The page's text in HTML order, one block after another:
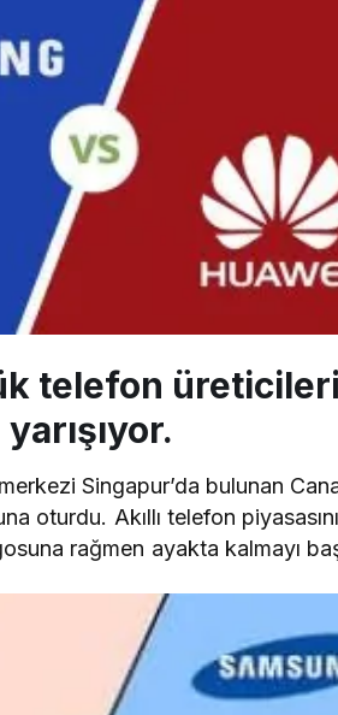
telefon üreticileri
yarışıyor.
Singapur’da bulunan
oturdu. Akıllı telefon
rağmen ayakta kalmayı